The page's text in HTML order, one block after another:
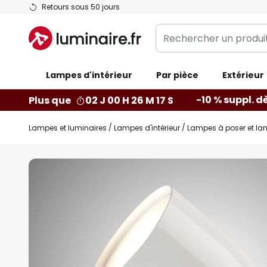
Retours sous 50 jours
Allez
contenu
Rechercher
un
catégorie...
Lampes d'intérieur Par pièce Extérieur
Plus que 02 J 00 H 26 M 16 S -10 % suppl.
Lampes et luminaires Lampes d'intérieur Lampes à poser et
Skip